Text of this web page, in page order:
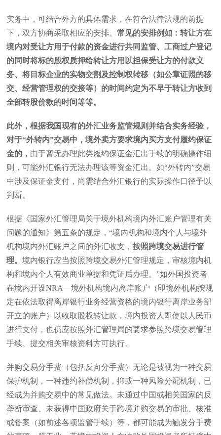
实务中，可结合外方的具体需求，在符合法律法规的前提
下，双方协商采取相应的安排。常见的安排例如：转让方在
境内对受让方用于付款的资金进行共同监管、工商过户登记
的同时将标的股权质押给转让方用以担保受让方的付款义
务、将目标企业的实物交割及控制权转移（如公章证照的移
交、经营管理权的交接等）的时间约定为不早于转让方收到
全部转股价款的时间等等。
此外，根据我国现有的外汇业务监管规则并结合实务经验，
对于“外转内”交易中，境外卖方要求境内买方支付履约保证
金的， 由于暂无办理此类履约保证金汇出手续的明确操作细
则，可能外汇银行无法办理该等资金汇出。如“外转内”交易
中涉及保证金支付，尚需结合外汇银行的实际操作口径予以
判断。
根据《国家外汇管理局关于境外机构境内外汇账户管理有关
问题的通知》第五条的规定，“境内机构和境内个人与境外
机构境内外汇账户之间的外汇收支，按照跨境交易进行管
理。境内银行应当按照跨境交易外汇管理规定，审核境内机
构和境内个人有效商业单据和凭证后办理。”如外国投资者
在境内开设NRA—境外机构境内离岸账户（即境外机构按规
定在依法取得离岸银行业务经营资格的境内银行离岸业务部
开立的账户）以收取股权转让款，境内投资人即使以人民币
进行支付，也仍应按照外汇管理局的要求参照跨境交易管理
手续、提交相关审核资料方可执行。
并购交易分手费（包括反向分手费）无论是被视为一种交易
保护机制，一种违约补偿机制，抑或一种风险分配机制，已
经成为并购交易中的常见做法。未通过中国或相关国家的反
垄断审查、未获得中国政府关于跨境并购交易的审批、核准
或备案（如前述各项监管手续）等，都可能成为触发分手费